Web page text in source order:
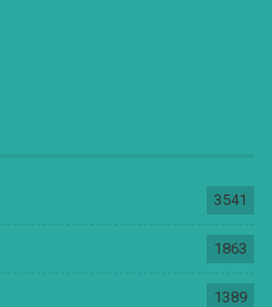
3541
1863
1389